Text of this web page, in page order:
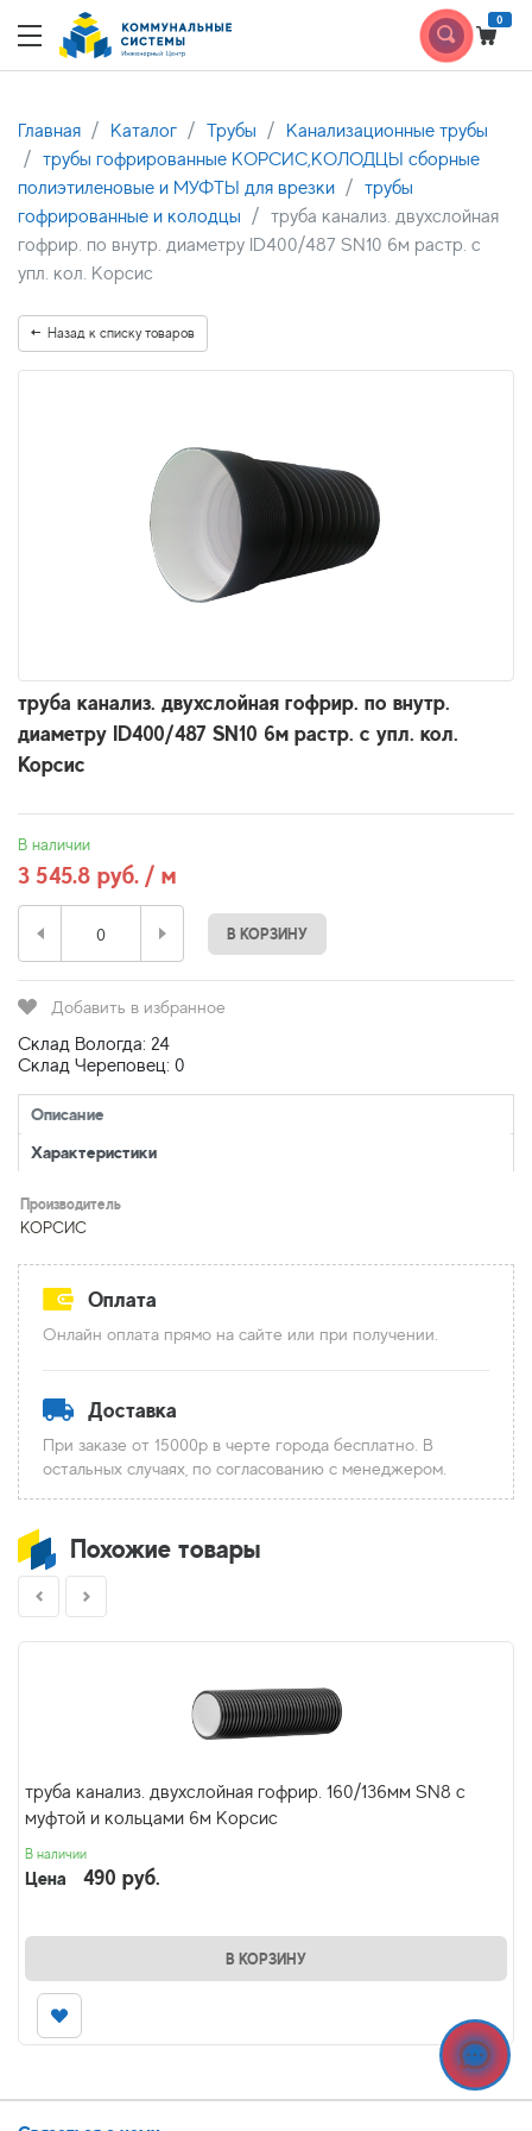
0
Главная Каталог Трубы
Канализационные трубы
трубы гофрированные КОРСИС,КОЛОДЦЫ сборные
полиэтиленовые и МУФТЫ для врезки
трубы
гофрированные и колодцы
труба канализ. двухслойная
гофрир. по внутр. диаметру ID400/487 SN10 6м растр. с
упл. кол. Корсис
Назад к списку товаров
труба канализ. двухслойная гофрир. по внутр.
диаметру ID400/487 SN10 6м растр. с упл. кол.
Корсис
В наличии
3 545.8 руб. / м
В КОРЗИНУ
Добавить в избранное
Склад Вологда: 24
Склад Череповец: 0
Описание
Характеристики
Производитель
КОРСИС
Оплата
Онлайн оплата прямо на сайте или при получении.
Доставка
При заказе от 15000р в черте города бесплатно. В
остальных случаях, по согласованию с менеджером.
Похожие товары
труба канализ. двухслойная гофрир. 160/136мм SN8 с
муфтой и кольцами 6м Корсис
В наличии
Цена 490 руб.
В КОРЗИНУ